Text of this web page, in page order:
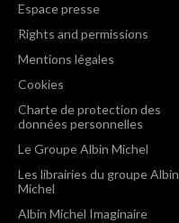
Espace presse
Rights and permissions
Mentions légales
Cookies
Charte de protection des
données personnelles
Le Groupe Albin Michel
Les librairies du groupe Albin
Michel
Albin Michel Imaginaire